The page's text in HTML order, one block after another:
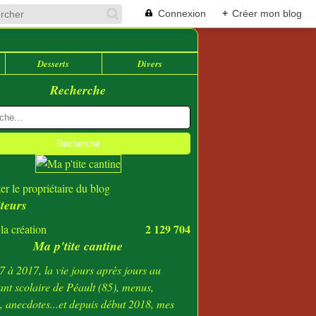
Connexion + Créer mon blog
Desserts Divers
Recherche
le propriétaire du blog
création 2 129 704
Ma p'tite cantine
à 2017, la vie jours après jours au
scolaire de Péault (85), menus,
anecdotes...et depuis début 2018, mes